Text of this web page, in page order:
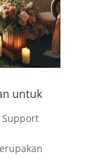
untuk
Support